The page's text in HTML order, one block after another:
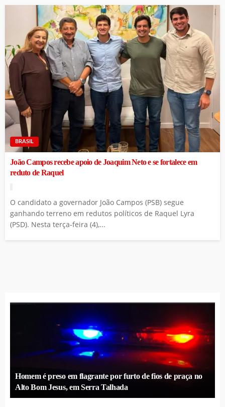
BRASIL
João Campos recebe apoio de Joaquim Neto e se fortalece em
reduto de Raquel
O candidato a governador João Campos (PSB) segue
ganhando terreno em redutos políticos de Raquel Lyra
(PSD). Nesta terça-feira (4),...
Homem é preso em flagrante por furto de fios de praça no
Alto Bom Jesus, em Serra Talhada